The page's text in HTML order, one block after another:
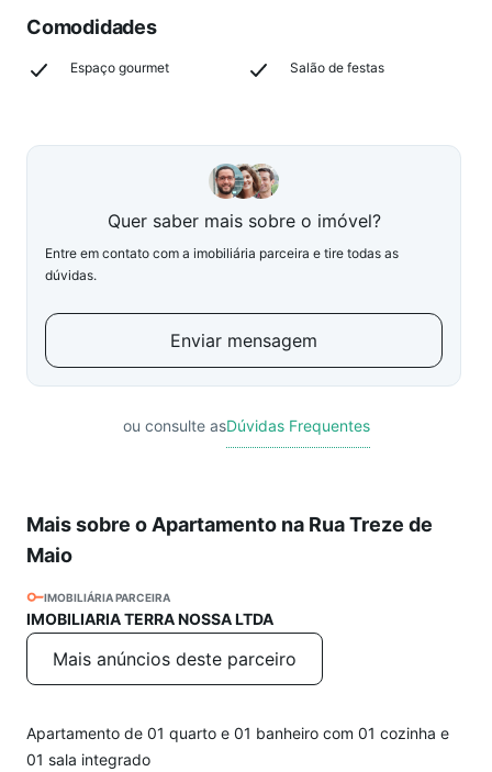
Comodidades
Espaço gourmet Salão de festas
Quer saber mais sobre o imóvel?
Entre em contato com a imobiliária parceira e tire todas as
dúvidas.
Enviar mensagem
ou consulte asDúvidas Frequentes
Mais sobre o Apartamento na Rua Treze de
Maio
IMOBILIÁRIA PARCEIRA
IMOBILIARIA TERRA NOSSA LTDA
Mais anúncios deste parceiro
Apartamento de 01 quarto e 01 banheiro com 01 cozinha e
01 sala integrado